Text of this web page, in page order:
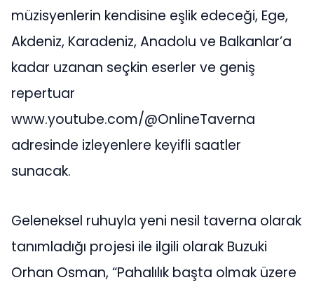
müzisyenlerin kendisine eşlik edeceği, Ege,
Akdeniz, Karadeniz, Anadolu ve Balkanlar’a
kadar uzanan seçkin eserler ve geniş
repertuar
www.youtube.com/@OnlineTaverna
adresinde izleyenlere keyifli saatler
sunacak.
Geleneksel ruhuyla yeni nesil taverna olarak
tanımladığı projesi ile ilgili olarak Buzuki
Orhan Osman, “Pahalılık başta olmak üzere